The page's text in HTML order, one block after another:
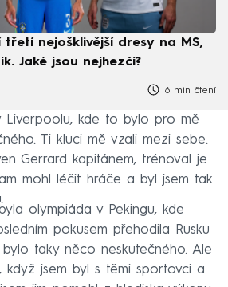
třetí nejošklivější dresy na MS,
Jaké jsou nejhezčí?
6 min čtení
Liverpoolu, kde to bylo pro mě
Ti kluci mě vzali mezi sebe.
Gerrard kapitánem, trénoval je
mohl léčit hráče a byl jsem tak
olympiáda v Pekingu, kde
pokusem přehodila Rusku
taky něco neskutečného. Ale
když jsem byl s těmi sportovci a